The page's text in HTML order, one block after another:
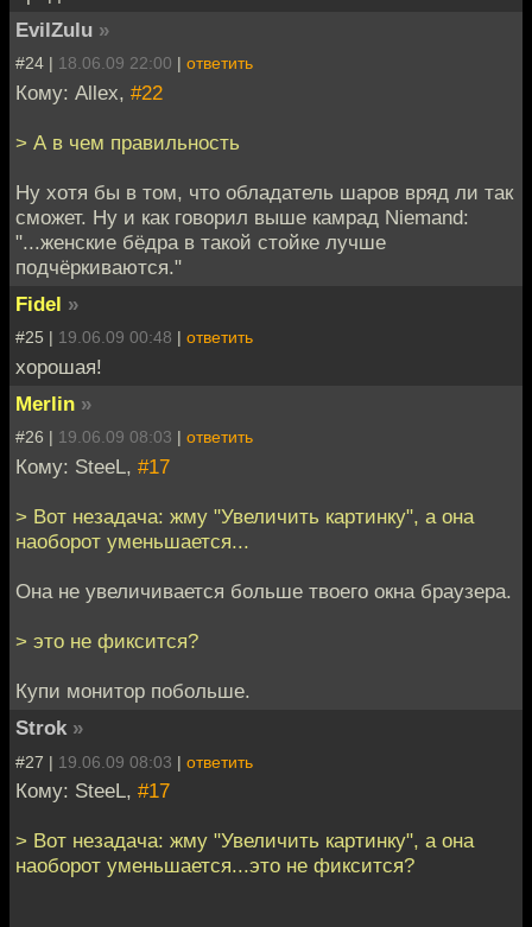
EvilZulu »
#24 | 18.06.09 22:00 | ответить
Кому: Allex, #22
> А в чем правильность
Ну хотя бы в том, что обладатель шаров вряд ли так
сможет. Ну и как говорил выше камрад Niemand:
"...женские бёдра в такой стойке лучше
подчёркиваются."
Fidel »
#25 | 19.06.09 00:48 | ответить
хорошая!
Merlin »
#26 | 19.06.09 08:03 | ответить
Кому: SteeL, #17
> Вот незадача: жму "Увеличить картинку", а она
наоборот уменьшается...
Она не увеличивается больше твоего окна браузера.
> это не фиксится?
Купи монитор побольше.
Strok »
#27 | 19.06.09 08:03 | ответить
Кому: SteeL, #17
> Вот незадача: жму "Увеличить картинку", а она
наоборот уменьшается...это не фиксится?